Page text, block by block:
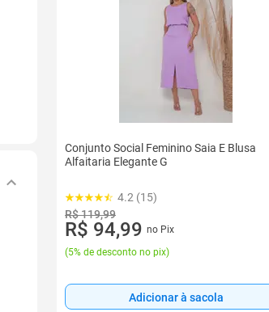
Conjunto Social Feminino Saia E Blusa
Alfaitaria Elegante G
4.2 (15)
R$ 119,99
R$ 94,99 no Pix
(5% de desconto no pix)
Adicionar à sacola